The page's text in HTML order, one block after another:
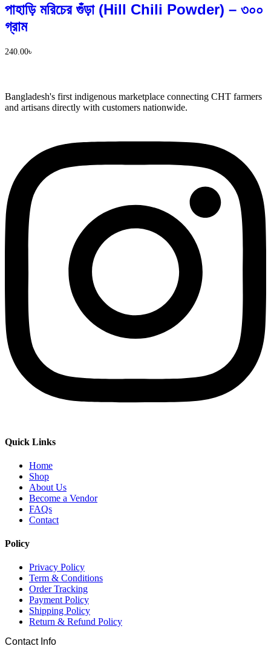
পাহাড়ি মরিচের গুঁড়া (Hill Chili Powder) – ৩০০
গ্রাম
240.00৳
Bangladesh's first indigenous marketplace connecting CHT farmers
and artisans directly with customers nationwide.
Quick Links
Home
Shop
About Us
Become a Vendor
FAQs
Contact
Policy
Privacy Policy
Term & Conditions
Order Tracking
Payment Policy
Shipping Policy
Return & Refund Policy
Contact Info